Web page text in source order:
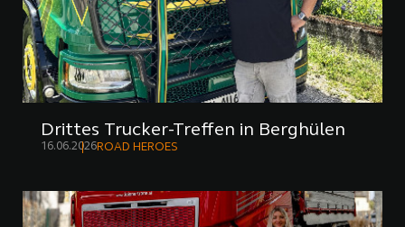
Drittes Trucker-Treffen in Berghülen
16.06.2026ROAD HEROES